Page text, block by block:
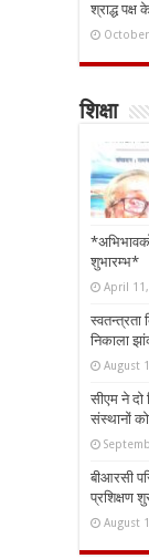
श्राद्ध
शिक्षा
शुभारम्भ*
April
निकाला
August
सीएम ने
संस्थानों
बीआरसी
प्रशिक्षण
August